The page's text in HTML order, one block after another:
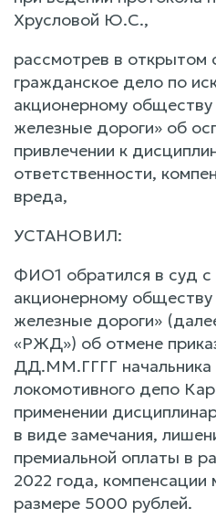
Хрусловой Ю.С.,
рассмотрев в открытом
гражданское дело по
акционерному обществу
железные дороги» об
привлечении к
ответственности,
вреда,
УСТАНОВИЛ:
ФИО1 обратился в суд с
акционерному обществу
железные дороги»
«РЖД») об отмене
ДД.ММ.ГГГГ начальника
локомотивного депо
применении
в виде замечания,
премиальной оплаты в
2022 года, компенсации
размере 5000 рублей.